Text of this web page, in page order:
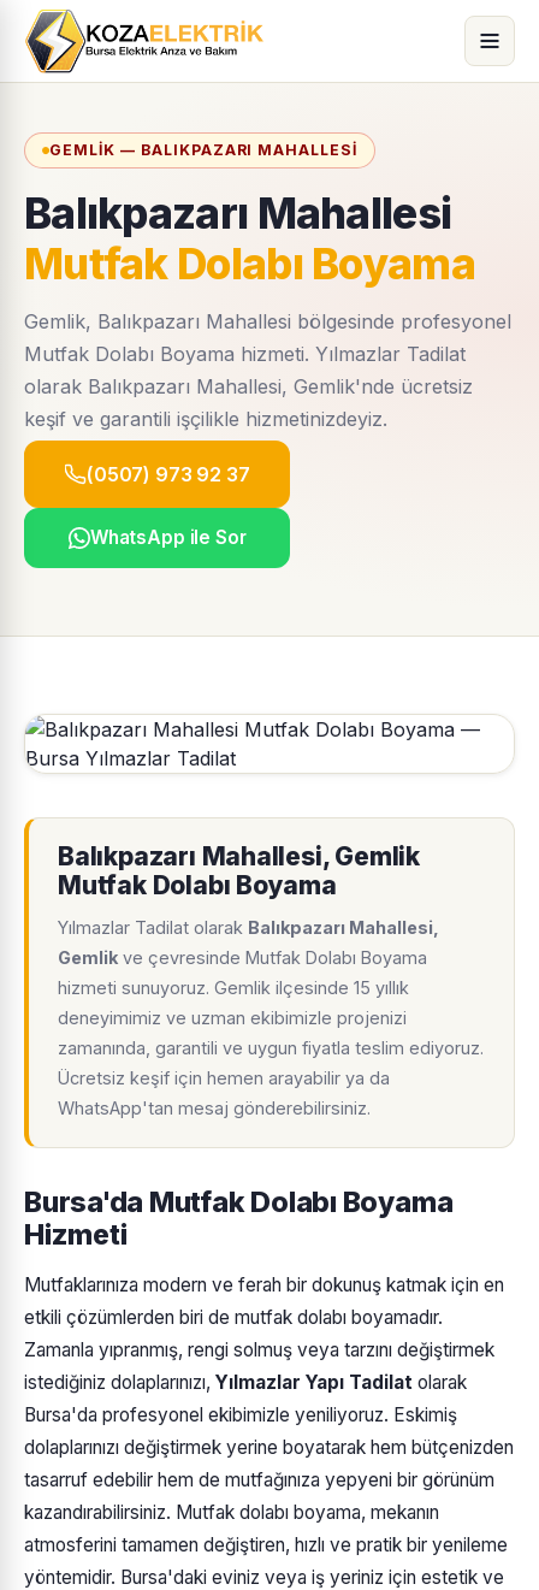
GEMLIK — BALIKPAZARI MAHALLESI
Balıkpazarı Mahallesi
Mutfak Dolabı Boyama
Gemlik, Balıkpazarı Mahallesi bölgesinde profesyonel
Mutfak Dolabı Boyama hizmeti. Yılmazlar Tadilat
olarak Balıkpazarı Mahallesi, Gemlik'nde ücretsiz
keşif ve garantili işçilikle hizmetinizdeyiz.
(0507) 973 92 37
WhatsApp ile Sor
Balıkpazarı Mahallesi, Gemlik
Mutfak Dolabı Boyama
Yılmazlar Tadilat olarak Balıkpazarı Mahallesi,
Gemlik ve çevresinde Mutfak Dolabı Boyama
hizmeti sunuyoruz. Gemlik ilçesinde 15 yıllık
deneyimimiz ve uzman ekibimizle projenizi
zamanında, garantili ve uygun fiyatla teslim ediyoruz.
Ücretsiz keşif için hemen arayabilir ya da
WhatsApp'tan mesaj gönderebilirsiniz.
Bursa'da Mutfak Dolabı Boyama
Hizmeti
Mutfaklarınıza modern ve ferah bir dokunuş katmak için en
etkili çözümlerden biri de mutfak dolabı boyamadır.
Zamanla yıpranmış, rengi solmuş veya tarzını değiştirmek
istediğiniz dolaplarınızı, Yılmazlar Yapı Tadilat olarak
Bursa'da profesyonel ekibimizle yeniliyoruz. Eskimiş
dolaplarınızı değiştirmek yerine boyatarak hem bütçenizden
tasarruf edebilir hem de mutfağınıza yepyeni bir görünüm
kazandırabilirsiniz. Mutfak dolabı boyama, mekanın
atmosferini tamamen değiştiren, hızlı ve pratik bir yenileme
yöntemidir. Bursa'daki eviniz veya iş yeriniz için estetik ve